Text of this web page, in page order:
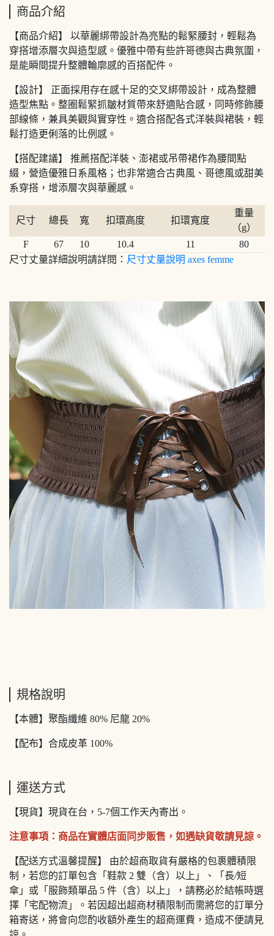
商品介紹
【商品介紹】 以華麗綁帶設計為亮點的鬆緊腰封，輕鬆為
穿搭增添層次與造型感。優雅中帶有些許哥德與古典氛圍，
是能瞬間提升整體輪廓感的百搭配件。
【設計】 正面採用存在感十足的交叉綁帶設計，成為整體
造型焦點。整圈鬆緊抓皺材質帶來舒適貼合感，同時修飾腰
部線條，兼具美觀與實穿性。適合搭配各式洋裝與裙裝，輕
鬆打造更俐落的比例感。
【搭配建議】 推薦搭配洋裝、澎裙或吊帶裙作為腰間點
綴，營造優雅日系風格；也非常適合古典風、哥德風或甜美
系穿搭，增添層次與華麗感。
尺寸 總長 寬 扣環高度 扣環寬度
重量
（g）
F
67 10 10.4 11
80
尺寸丈量詳細說明請詳閱： 尺寸丈量說明 axes femme
規格說明
【本體】聚酯纖維 80% 尼龍 20%
【配布】合成皮革 100%
運送方式
【現貨】現貨在台，5-7個工作天內寄出。
注意事項：商品在實體店面同步販售，如遇缺貨敬請見諒。
【配送方式溫馨提醒】 由於超商取貨有嚴格的包裹體積限
制，若您的訂單包含「鞋款 2 雙（含）以上」、「長/短
傘」或「服飾類單品 5 件（含）以上」，請務必於結帳時選
擇「宅配物流」。若因超出超商材積限制而需將您的訂單分
箱寄送，將會向您酌收額外產生的超商運費，造成不便請見